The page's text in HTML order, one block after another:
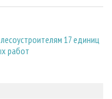
17 единиц
работ